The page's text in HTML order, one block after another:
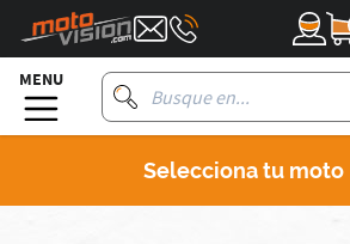
MENU
Selecciona tu moto